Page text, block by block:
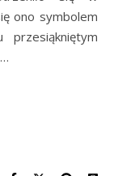
ono symbolem